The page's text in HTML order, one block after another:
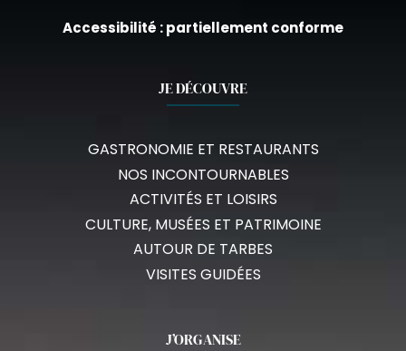
Accessibilité : partiellement conforme
JE DÉCOUVRE
GASTRONOMIE ET RESTAURANTS
NOS INCONTOURNABLES
ACTIVITÉS ET LOISIRS
CULTURE, MUSÉES ET PATRIMOINE
AUTOUR DE TARBES
VISITES GUIDÉES
J’ORGANISE